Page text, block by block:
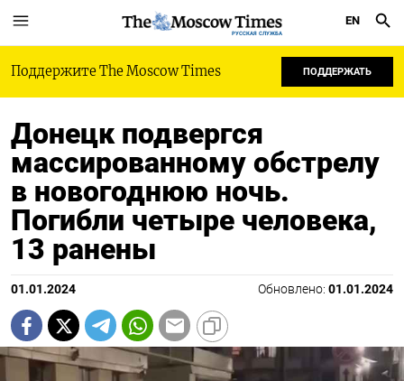
РУССКАЯ СЛУЖБА
EN
Поддержите The Moscow Times ПОДДЕРЖАТЬ
Донецк подвергся
массированному обстрелу
в новогоднюю ночь.
Погибли четыре человека,
13 ранены
01.01.2024 Обновлено: 01.01.2024